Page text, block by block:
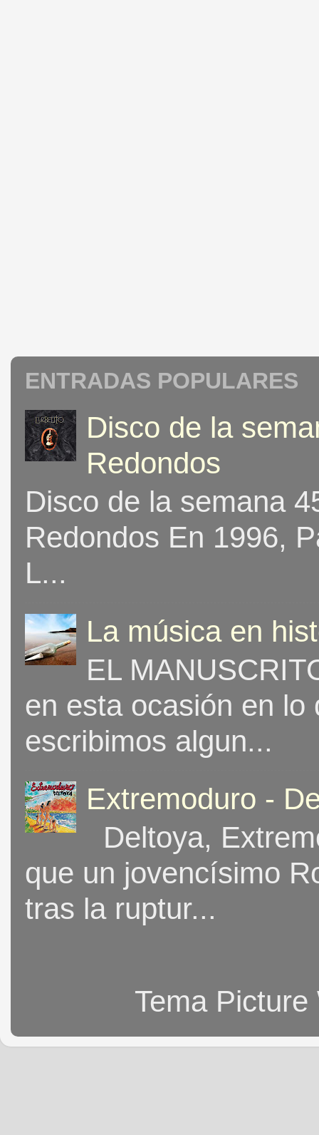
ENTRADAS POPULARES
Disco de la
Redondos
Disco de la semana
Redondos En 1996,
L...
La música en
EL
en esta ocasión en
escribimos algun...
Extremoduro -
Deltoya,
que un jovencísimo
tras la ruptur...
Tema